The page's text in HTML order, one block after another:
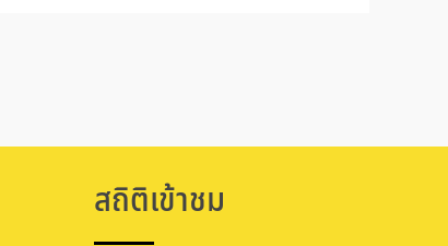
สถิติเข้าชม